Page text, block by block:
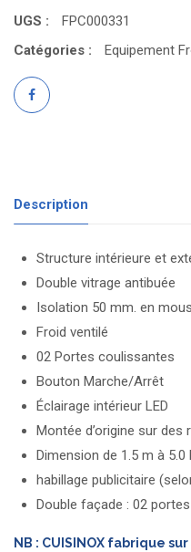
UGS :
FPC000331
Catégories :
Equipement
Description
Structure intérieure et
Double vitrage antibuée
Isolation 50 mm. en
Froid ventilé
02 Portes coulissantes
Bouton Marche/Arrêt
Éclairage intérieur LED
Montée d’origine sur
Dimension de 1.5 m à 5.0
habillage publicitaire
Double façade : 02
NB : CUISINOX fabrique